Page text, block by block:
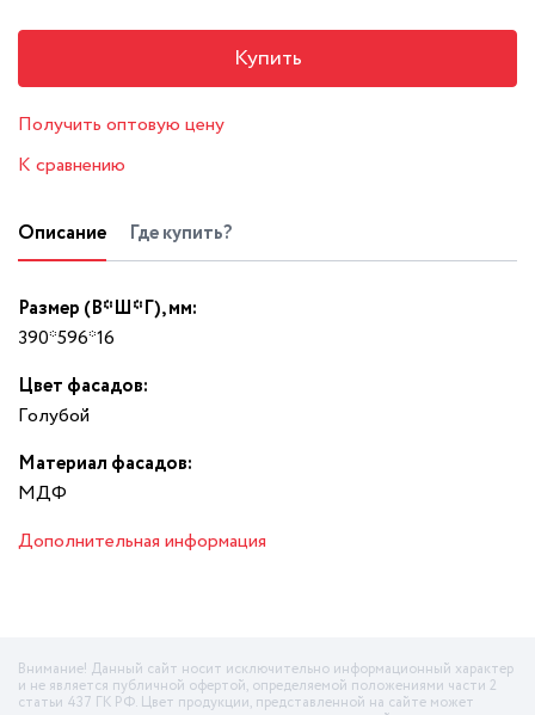
Купить
Получить оптовую цену
К сравнению
Описание Где купить?
Размер (В*Ш*Г), мм:
390*596*16
Цвет фасадов:
Гoлyбoй
Материал фасадов:
МДФ
Дополнительная информация
Внимание! Данный сайт носит исключительно информационный характер
и не является публичной офертой, определяемой положениями части 2
статьи 437 ГК РФ. Цвет продукции, представленной на сайте может